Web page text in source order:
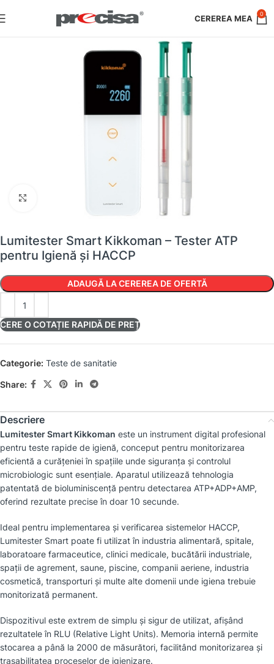
0
Lumitester Smart Kikkoman – Tester ATP
pentru Igienă și HACCP
ADAUGĂ LA CEREREA DE OFERTĂ
CERE O COTAȚIE RAPIDĂ DE PREȚ
Categorie: Teste de sanitatie
Share:
Descriere
Lumitester Smart Kikkoman este un instrument digital profesional
pentru teste rapide de igienă, conceput pentru monitorizarea
eficientă a curățeniei în spațiile unde siguranța și controlul
microbiologic sunt esențiale. Aparatul utilizează tehnologia
patentată de bioluminiscență pentru detectarea ATP+ADP+AMP,
oferind rezultate precise în doar 10 secunde.
Ideal pentru implementarea și verificarea sistemelor HACCP,
Lumitester Smart poate fi utilizat în industria alimentară, spitale,
laboratoare farmaceutice, clinici medicale, bucătării industriale,
spații de agrement, saune, piscine, companii aeriene, industria
cosmetică, transporturi și multe alte domenii unde igiena trebuie
monitorizată permanent.
Dispozitivul este extrem de simplu și sigur de utilizat, afișând
rezultatele în RLU (Relative Light Units). Memoria internă permite
stocarea a până la 2000 de măsurători, facilitând monitorizarea și
trasabilitatea proceselor de igienizare.